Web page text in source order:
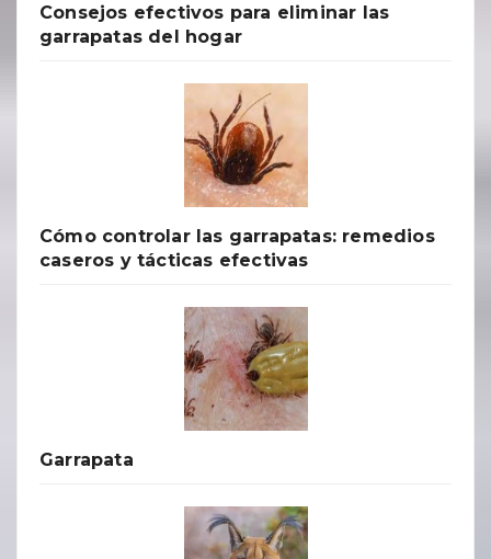
Consejos efectivos para eliminar las
garrapatas del hogar
Cómo controlar las garrapatas: remedios
caseros y tácticas efectivas
Garrapata